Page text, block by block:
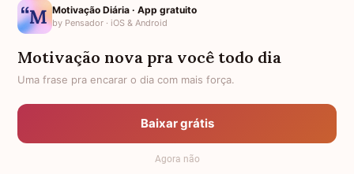
Nomes pelo Mundo
Política de Privacidade
Anuncie
Termos de Uso
Motivação Diária · App gratuito
by Pensador · iOS & Android
Motivação nova pra você todo dia
Uma frase pra encarar o dia com mais força.
Baixar grátis
Agora não